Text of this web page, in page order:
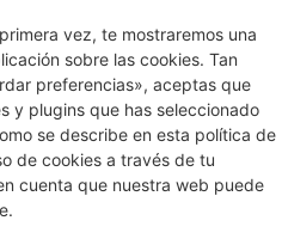
vez, te mostraremos una
sobre las cookies. Tan
preferencias», aceptas que
y plugins que has seleccionado
se describe en esta política de
de cookies a través de tu
cuenta que nuestra web puede